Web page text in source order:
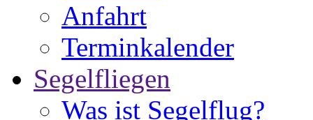
Anfahrt
Terminkalender
Segelfliegen
Was ist Segelflug?